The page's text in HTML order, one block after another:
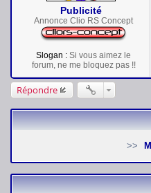
Publicité
Annonce Clio RS Concept
Slogan : Si vous aimez le
forum, ne me bloquez pas !!
Répondre